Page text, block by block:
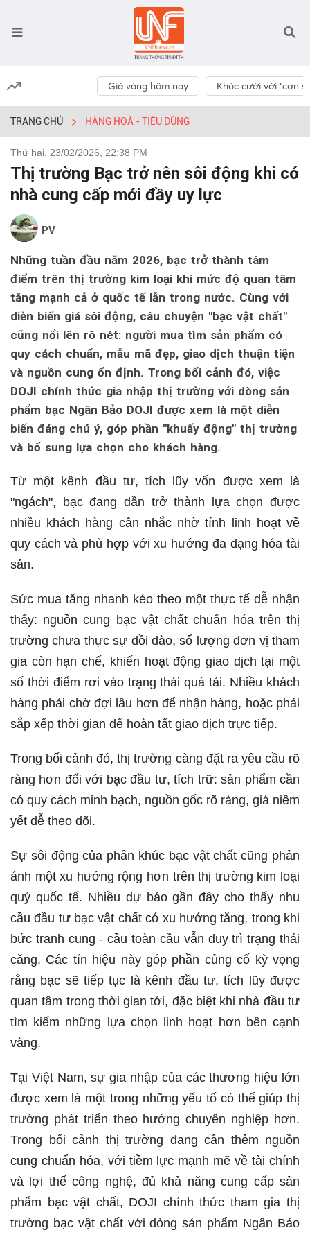
Giá vàng hôm nay Khóc cười với “cơn
TRANG CHỦ HÀNG HOÁ - TIÊU DÙNG
Thứ hai, 23/02/2026, 22:38 PM
Thị trường Bạc trở nên sôi động khi có
nhà cung cấp mới đầy uy lực
PV
Những tuần đầu năm 2026, bạc trở thành tâm
điểm trên thị trường kim loại khi mức độ quan tâm
tăng mạnh cả ở quốc tế lẫn trong nước. Cùng với
diễn biến giá sôi động, câu chuyện "bạc vật chất"
cũng nổi lên rõ nét: người mua tìm sản phẩm có
quy cách chuẩn, mẫu mã đẹp, giao dịch thuận tiện
và nguồn cung ổn định. Trong bối cảnh đó, việc
DOJI chính thức gia nhập thị trường với dòng sản
phẩm bạc Ngân Bảo DOJI được xem là một diễn
biến đáng chú ý, góp phần "khuấy động" thị trường
và bổ sung lựa chọn cho khách hàng.
Từ một kênh đầu tư, tích lũy vốn được xem là
"ngách", bạc đang dần trở thành lựa chọn được
nhiều khách hàng cân nhắc nhờ tính linh hoạt về
quy cách và phù hợp với xu hướng đa dạng hóa tài
sản.
Sức mua tăng nhanh kéo theo một thực tế dễ nhận
thấy: nguồn cung bạc vật chất chuẩn hóa trên thị
trường chưa thực sự dồi dào, số lượng đơn vị tham
gia còn hạn chế, khiến hoạt động giao dịch tại một
số thời điểm rơi vào trạng thái quá tải. Nhiều khách
hàng phải chờ đợi lâu hơn để nhận hàng, hoặc phải
sắp xếp thời gian để hoàn tất giao dịch trực tiếp.
Trong bối cảnh đó, thị trường càng đặt ra yêu cầu rõ
ràng hơn đối với bạc đầu tư, tích trữ: sản phẩm cần
có quy cách minh bạch, nguồn gốc rõ ràng, giá niêm
yết dễ theo dõi.
Sự sôi động của phân khúc bạc vật chất cũng phản
ánh một xu hướng rộng hơn trên thị trường kim loại
quý quốc tế. Nhiều dự báo gần đây cho thấy nhu
cầu đầu tư bạc vật chất có xu hướng tăng, trong khi
bức tranh cung - cầu toàn cầu vẫn duy trì trạng thái
căng. Các tín hiệu này góp phần củng cố kỳ vọng
rằng bạc sẽ tiếp tục là kênh đầu tư, tích lũy được
quan tâm trong thời gian tới, đặc biệt khi nhà đầu tư
tìm kiếm những lựa chọn linh hoạt hơn bên cạnh
vàng.
Tại Việt Nam, sự gia nhập của các thương hiệu lớn
được xem là một trong những yếu tố có thể giúp thị
trường phát triển theo hướng chuyên nghiệp hơn.
Trong bối cảnh thị trường đang cần thêm nguồn
cung chuẩn hóa, với tiềm lực mạnh mẽ về tài chính
và lợi thế công nghệ, đủ khả năng cung cấp sản
phẩm bạc vật chất, DOJI chính thức tham gia thị
trường bạc vật chất với dòng sản phẩm Ngân Bảo